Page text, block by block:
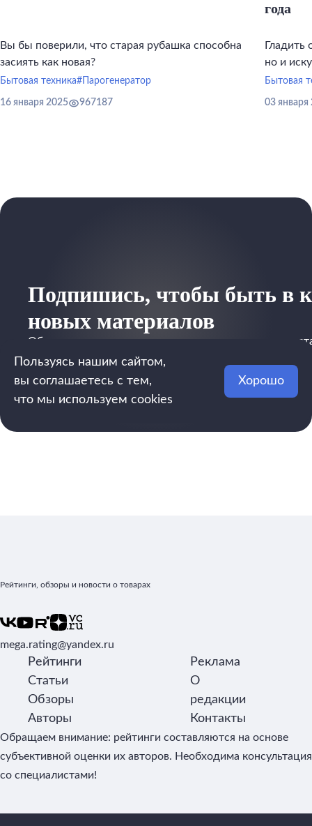
Вы бы поверили, что старая рубашка способна
засиять как новая?
Бытовая техника#Парогенератор
16 января 2025 967187
года
Гладить
но и
Бытовая
03 января
Подпишись, чтобы быть в
новых материалов
Обещаем не спамить и присылать только полезные
Рейтинги, обзоры и новости о товарах
mega.rating@yandex.ru
Рейтинги
Статьи
Обзоры
Авторы
Реклама
О
редакции
Контакты
Обращаем внимание: рейтинги составляются на основе
субъективной оценки их авторов. Необходима консультация
со специалистами!
Пользуясь нашим сайтом,
вы соглашаетесь с тем,
что мы используем cookies
Хорошо